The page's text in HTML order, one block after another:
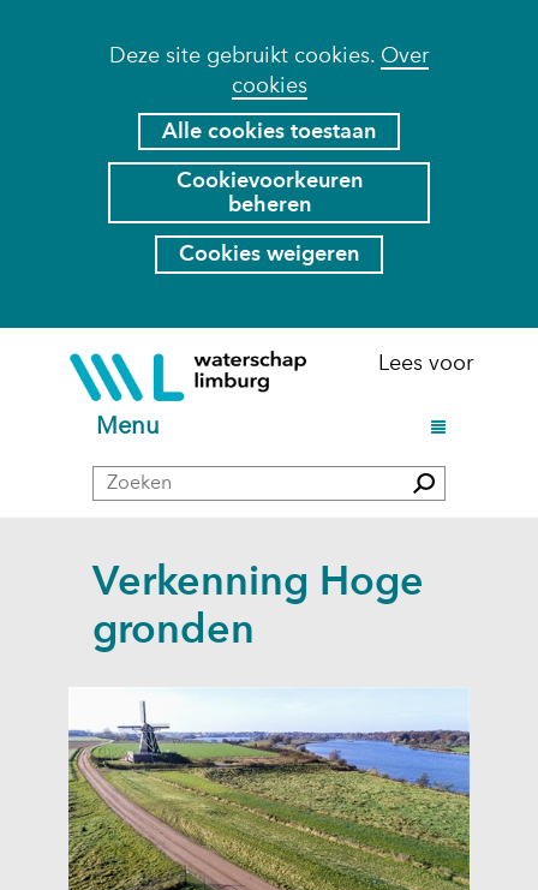
Cookies
toestaan?
Deze site gebruikt cookies. Over
cookies
kan
gebruik
cookies
website
worden
toegestaan
geweigerd.
Alle cookies toestaan
Cookievoorkeuren
beheren
Cookies weigeren
naar
Lees voor
Menu
t
k
a
p
p
e
Zoeken Zoeken
Verkenning Hoge
gronden